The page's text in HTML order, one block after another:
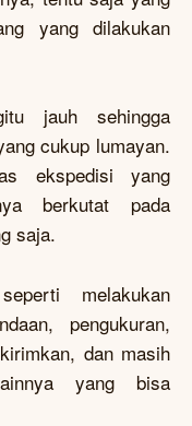
yang dilakukan
jauh sehingga
cukup lumayan.
ekspedisi yang
berkutat pada
saja.
melakukan
pengukuran,
dan masih
yang bisa